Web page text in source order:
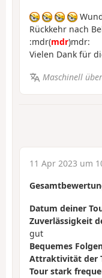
Rückkehr nach
:mdr(mdr)mdr:
Vielen Dank für
Maschinell
11 Apr 2023 um
Datum deiner
Zuverlässigkeit
gut
Bequemes
Attraktivität der
Tour stark